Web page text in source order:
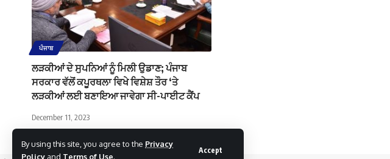
By using this site, you agree to the Privacy
Policy and Terms of Use.
Accept
ਪੰਜਾਬ
ਲੜਕੀਆਂ ਦੇ ਸੁਪਨਿਆਂ ਨੂੰ ਮਿਲੀ ਉਡਾਣ; ਪੰਜਾਬ
ਸਰਕਾਰ ਵੱਲੋਂ ਕਪੂਰਥਲਾ ਵਿਖੇ ਵਿਸ਼ੇਸ਼ ਤੌਰ ‘ਤੇ
ਲੜਕੀਆਂ ਲਈ ਬਣਾਇਆ ਜਾਵੇਗਾ ਸੀ-ਪਾਈਟ ਕੈਂਪ
December 11, 2023